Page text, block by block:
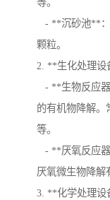
- **沉砂池**：
颗粒。
2. **生化处理设
- **生物反应
的有机物降解。
等。
- **厌氧反应
厌氧微生物降解
3. **化学处理设